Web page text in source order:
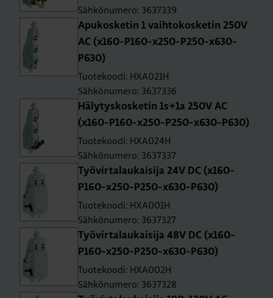
Sähkönumero: 3637339
Apu­kos­ke­tin 1 vaih­to­kos­ke­tin 250V
AC (x160-P160-x250-P250-x630-
P630)
Tuotekoodi: HXA021H
Sähkönumero: 3637336
Hä­ly­tys­kos­ke­tin 1s+1a 250V AC
(x160-P160-x250-P250-x630-P630)
Tuotekoodi: HXA024H
Sähkönumero: 3637337
Työ­vir­ta­lau­kai­si­ja 24V DC (x160-
P160-x250-P250-x630-P630)
Tuotekoodi: HXA001H
Sähkönumero: 3637327
Työ­vir­ta­lau­kai­si­ja 48V DC (x160-
P160-x250-P250-x630-P630)
Tuotekoodi: HXA002H
Sähkönumero: 3637328